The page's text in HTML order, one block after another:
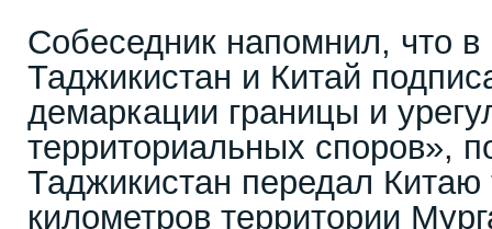
Собеседник напомнил, что в
Таджикистан и Китай
демаркации границы и
территориальных споров»,
Таджикистан передал Китаю
километров территории